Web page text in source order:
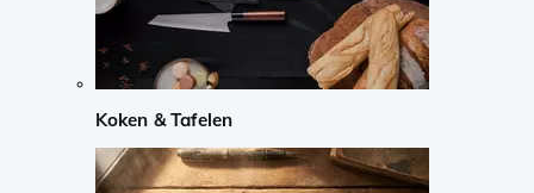
Koken & Tafelen